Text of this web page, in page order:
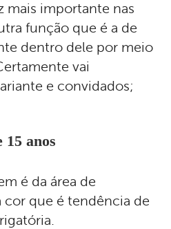
mais importante nas
função que é a de
dentro dele por meio
vai
e convidados;
15 anos
é da área de
cor que é tendência de